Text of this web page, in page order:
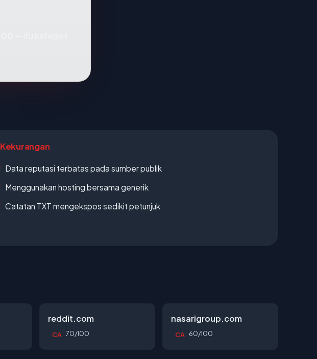
Kekurangan
Data reputasi terbatas pada sumber publik
Menggunakan hosting bersama generik
Catatan TXT mengekspos sedikit petunjuk
reddit.com
CA 70/100
nasarigroup.com
CA 60/100